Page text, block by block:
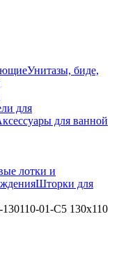
Унитазы, биде,
для
для ванной
лотки и
Шторки для
01-C5 130х110